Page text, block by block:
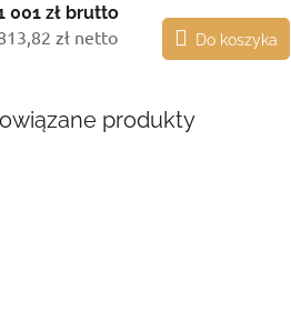
001 zł brutto
zł netto Do koszyka
produkty